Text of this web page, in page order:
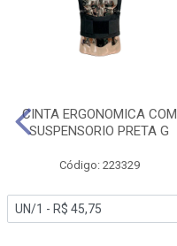
CINTA ERGONOMICA COM
SUSPENSORIO PRETA G
Código: 223329